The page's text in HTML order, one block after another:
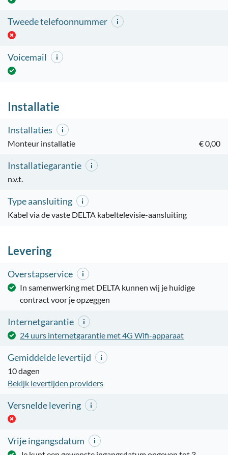
Tweede telefoonnummer
Voicemail
Installatie
Installaties
Monteur installatie € 0,00
Installatiegarantie
n.v.t.
Type aansluiting
Kabel via de vaste DELTA kabeltelevisie-aansluiting
Levering
Overstapservice
In samenwerking met DELTA kunnen wij je huidige
contract voor je opzeggen
Internetgarantie
24 uurs internetgarantie met 4G Wifi-apparaat
Gemiddelde levertijd
10 dagen
Bekijk levertijden providers
Versnelde levering
Vrije ingangsdatum